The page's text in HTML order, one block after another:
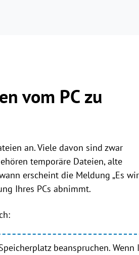
vom PC zu
an. Viele davon sind zwar
temporäre Dateien, alte
erscheint die Meldung „Es
Ihres PCs abnimmt.
beanspruchen. Wenn